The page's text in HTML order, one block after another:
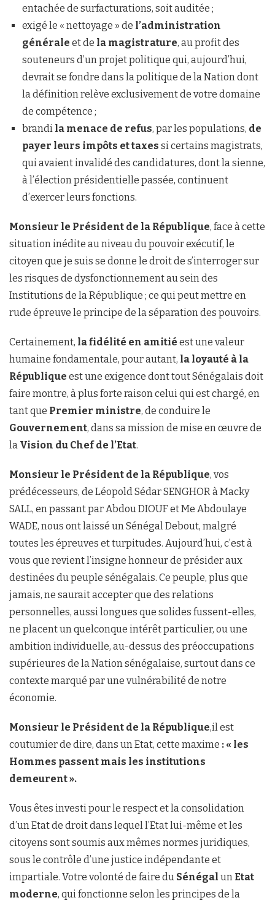
entachée de surfacturations, soit auditée ;
exigé le « nettoyage » de l’administration
générale et de la magistrature, au profit des
souteneurs d’un projet politique qui, aujourd’hui,
devrait se fondre dans la politique de la Nation dont
la définition relève exclusivement de votre domaine
de compétence ;
brandi la menace de refus, par les populations, de
payer leurs impôts et taxes si certains magistrats,
qui avaient invalidé des candidatures, dont la sienne,
à l’élection présidentielle passée, continuent
d’exercer leurs fonctions.
Monsieur le Président de la République, face à cette
situation inédite au niveau du pouvoir exécutif, le
citoyen que je suis se donne le droit de s’interroger sur
les risques de dysfonctionnement au sein des
Institutions de la République ; ce qui peut mettre en
rude épreuve le principe de la séparation des pouvoirs.
Certainement, la fidélité en amitié est une valeur
humaine fondamentale, pour autant, la loyauté à la
République est une exigence dont tout Sénégalais doit
faire montre, à plus forte raison celui qui est chargé, en
tant que Premier ministre, de conduire le
Gouvernement, dans sa mission de mise en œuvre de
la Vision du Chef de l’Etat.
Monsieur le Président de la République, vos
prédécesseurs, de Léopold Sédar SENGHOR à Macky
SALL, en passant par Abdou DIOUF et Me Abdoulaye
WADE, nous ont laissé un Sénégal Debout, malgré
toutes les épreuves et turpitudes. Aujourd’hui, c’est à
vous que revient l’insigne honneur de présider aux
destinées du peuple sénégalais. Ce peuple, plus que
jamais, ne saurait accepter que des relations
personnelles, aussi longues que solides fussent-elles,
ne placent un quelconque intérêt particulier, ou une
ambition individuelle, au-dessus des préoccupations
supérieures de la Nation sénégalaise, surtout dans ce
contexte marqué par une vulnérabilité de notre
économie.
Monsieur le Président de la République,il est
coutumier de dire, dans un Etat, cette maxime : « les
Hommes passent mais les institutions
demeurent ».
Vous êtes investi pour le respect et la consolidation
d’un Etat de droit dans lequel l’Etat lui-même et les
citoyens sont soumis aux mêmes normes juridiques,
sous le contrôle d’une justice indépendante et
impartiale. Votre volonté de faire du Sénégal un Etat
moderne, qui fonctionne selon les principes de la